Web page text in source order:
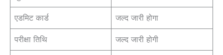
एडमिट कार्ड जल्द जारी होगा
परीक्षा तिथि जल्द जारी होगी